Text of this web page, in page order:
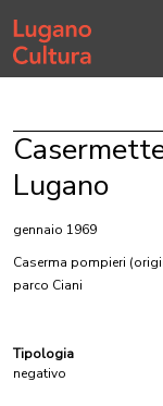
Home page
Lugano
gennaio 1969
Caserma pompieri
parco Ciani
Tipologia
negativo